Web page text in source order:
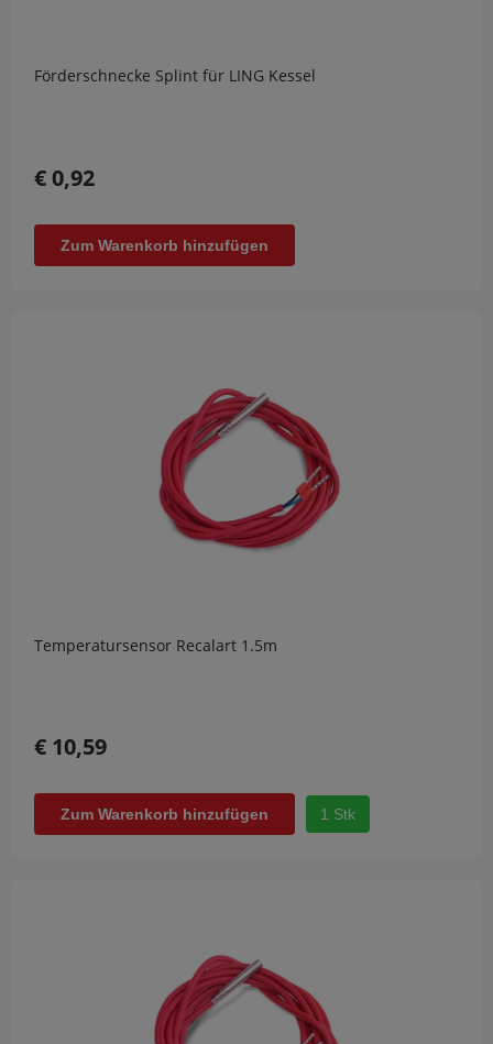
Förderschnecke Splint für LING Kessel
€ 0,92
Zum Warenkorb hinzufügen
Temperatursensor Recalart 1.5m
€ 10,59
Zum Warenkorb hinzufügen 1 Stk